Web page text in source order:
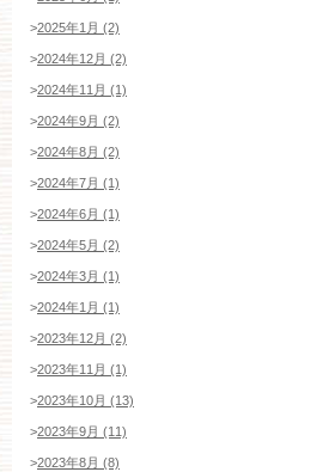
>2025年1月 (2)
>2024年12月 (2)
>2024年11月 (1)
>2024年9月 (2)
>2024年8月 (2)
>2024年7月 (1)
>2024年6月 (1)
>2024年5月 (2)
>2024年3月 (1)
>2024年1月 (1)
>2023年12月 (2)
>2023年11月 (1)
>2023年10月 (13)
>2023年9月 (11)
>2023年8月 (8)